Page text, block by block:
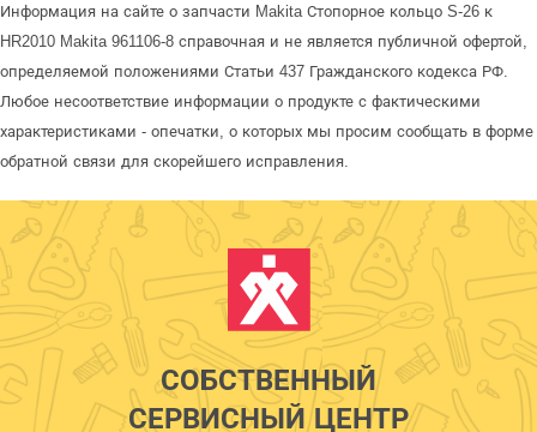
Информация на сайте о запчасти Makita Стопорное кольцо S-26 к
HR2010 Makita 961106-8 справочная и не является публичной офертой,
определяемой положениями Статьи 437 Гражданского кодекса РФ.
Любое несоответствие информации о продукте с фактическими
характеристиками - опечатки, о которых мы просим сообщать в форме
обратной связи для скорейшего исправления.
СОБСТВЕННЫЙ
СЕРВИСНЫЙ ЦЕНТР